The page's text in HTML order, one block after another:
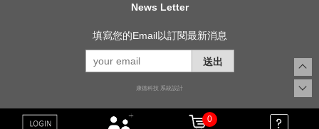
News Letter
填寫您的Email以訂閱最新消息
送出
康德科技 系統設計
0